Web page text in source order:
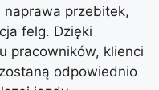
naprawa przebitek,
felg. Dzięki
pracowników, klienci
odpowiednio